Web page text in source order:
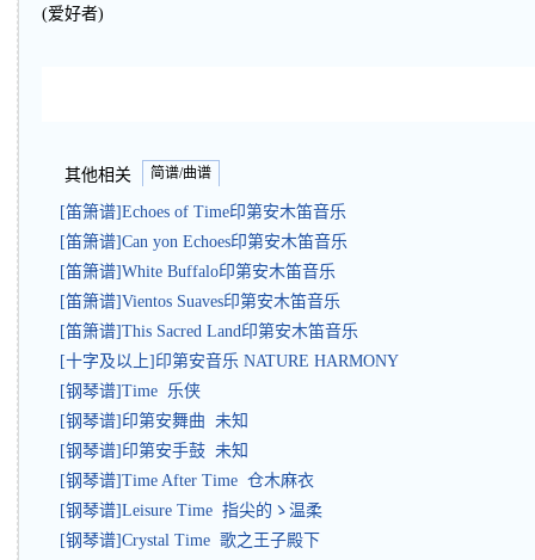
(爱好者)
其他相关 简谱/曲谱
[笛箫谱]Echoes of Time印第安木笛音乐
[笛箫谱]Can yon Echoes印第安木笛音乐
[笛箫谱]White Buffalo印第安木笛音乐
[笛箫谱]Vientos Suaves印第安木笛音乐
[笛箫谱]This Sacred Land印第安木笛音乐
[十字及以上]印第安音乐 NATURE HARMONY
[钢琴谱]Time 乐侠
[钢琴谱]印第安舞曲 未知
[钢琴谱]印第安手鼓 未知
[钢琴谱]Time After Time 仓木麻衣
[钢琴谱]Leisure Time 指尖的ゝ温柔
[钢琴谱]Crystal Time 歌之王子殿下